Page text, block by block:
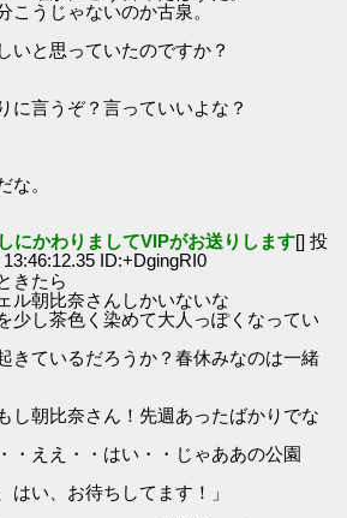
こうじゃないのか古泉。
いと思っていたのですか？
に言うぞ？言っていいよな？
な。
にかわりましてVIPがお送りします[] 投
ID:+DgingRI0
きたら
ル朝比奈さんしかいないな
少し茶色く染めて大人っぽくなってい
きているだろうか？春休みなのは一緒
し朝比奈さん！先週あったばかりでな
・ええ・・はい・・じゃああの公園
はい、お待ちしてます！」